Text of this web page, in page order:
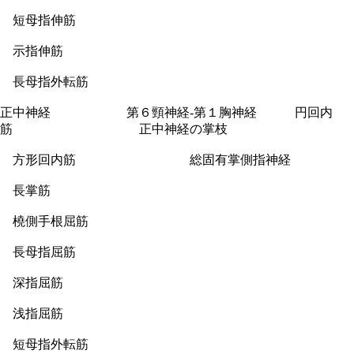
短母指伸筋
示指伸筋
長母指外転筋
正中神経 第６頸神経-第１胸神経 円回内
筋 正中神経の掌枝
方形回内筋 総固有掌側指神経
長掌筋
橈側手根屈筋
長母指屈筋
深指屈筋
浅指屈筋
短母指外転筋